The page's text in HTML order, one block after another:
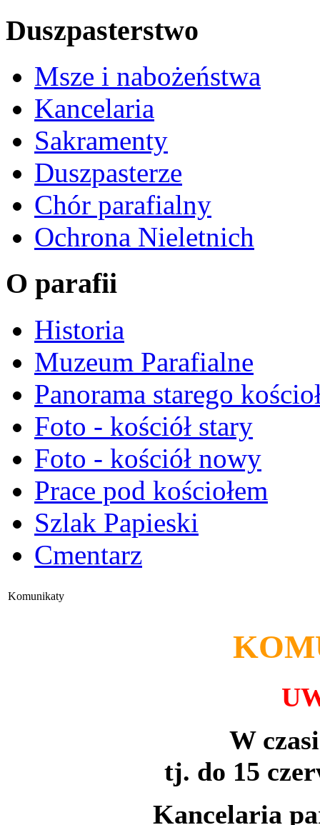
Duszpasterstwo
Msze i nabożeństwa
Kancelaria
Sakramenty
Duszpasterze
Chór parafialny
Ochrona Nieletnich
O parafii
Historia
Muzeum Parafialne
Panorama starego
Foto - kościół stary
Foto - kościół nowy
Prace pod kościołem
Szlak Papieski
Cmentarz
Komunikaty
W
tj. do 15
Kancelaria